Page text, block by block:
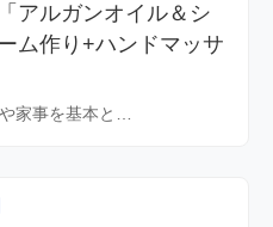
アルガンオイル＆シ
ム作り+ハンドマッサ
家事を基本と…